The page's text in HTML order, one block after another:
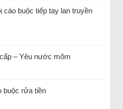
cáo buộc tiếp tay lan truyền
– Yêu nước mõm
buộc rửa tiền